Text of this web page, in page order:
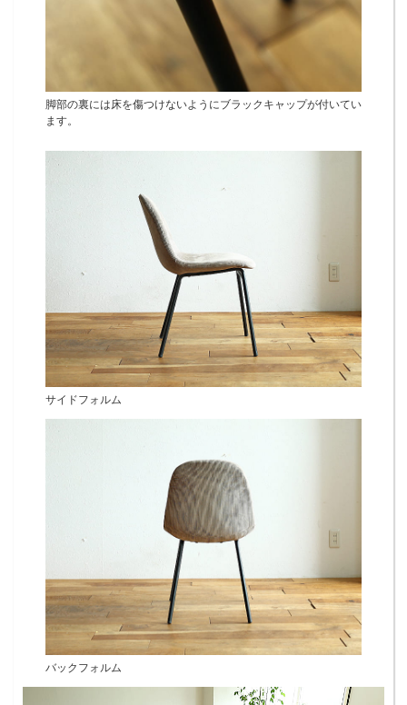
脚部の裏には床を傷つけないようにブラックキャップが付いてい
ます。
サイドフォルム
バックフォルム